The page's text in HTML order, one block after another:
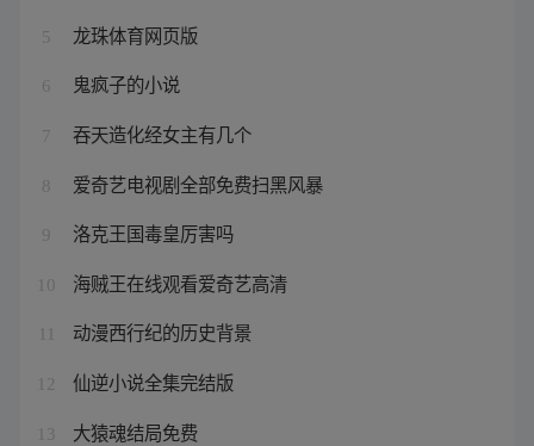
5 龙珠体育网页版
6 鬼疯子的小说
7 吞天造化经女主有几个
8 爱奇艺电视剧全部免费扫黑风暴
9 洛克王国毒皇厉害吗
10 海贼王在线观看爱奇艺高清
动漫西行纪的历史背景
12 仙逆小说全集完结版
13 大猿魂结局免费